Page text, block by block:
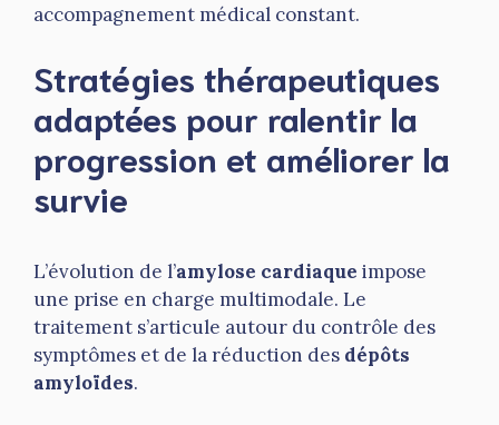
accompagnement médical constant.
Stratégies thérapeutiques
adaptées pour ralentir la
progression et améliorer la
survie
L’évolution de l’amylose cardiaque impose
une prise en charge multimodale. Le
traitement s’articule autour du contrôle des
symptômes et de la réduction des dépôts
amyloïdes.